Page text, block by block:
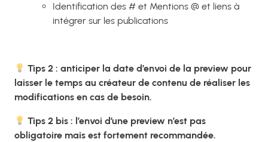
Identification des # et Mentions @ et liens à
intégrer sur les publications
Tips 2 : anticiper la date d’envoi de la preview pour
laisser le temps au créateur de contenu de réaliser les
modifications en cas de besoin.
Tips 2 bis : l’envoi d’une preview n’est pas
obligatoire mais est fortement recommandée.